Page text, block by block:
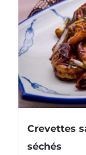
Crevettes
séchés